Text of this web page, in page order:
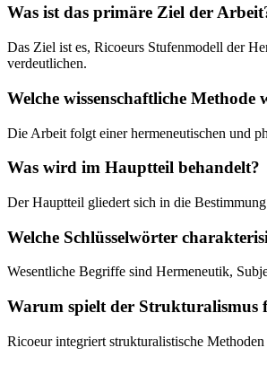
Was ist das primäre Ziel der
Das Ziel ist es, Ricoeurs Stufenmodell der
verdeutlichen.
Welche wissenschaftliche Methode
Die Arbeit folgt einer hermeneutischen und
Was wird im Hauptteil behandelt?
Der Hauptteil gliedert sich in die
Welche Schlüsselwörter
Wesentliche Begriffe sind Hermeneutik,
Warum spielt der Strukturalismus
Ricoeur integriert strukturalistische